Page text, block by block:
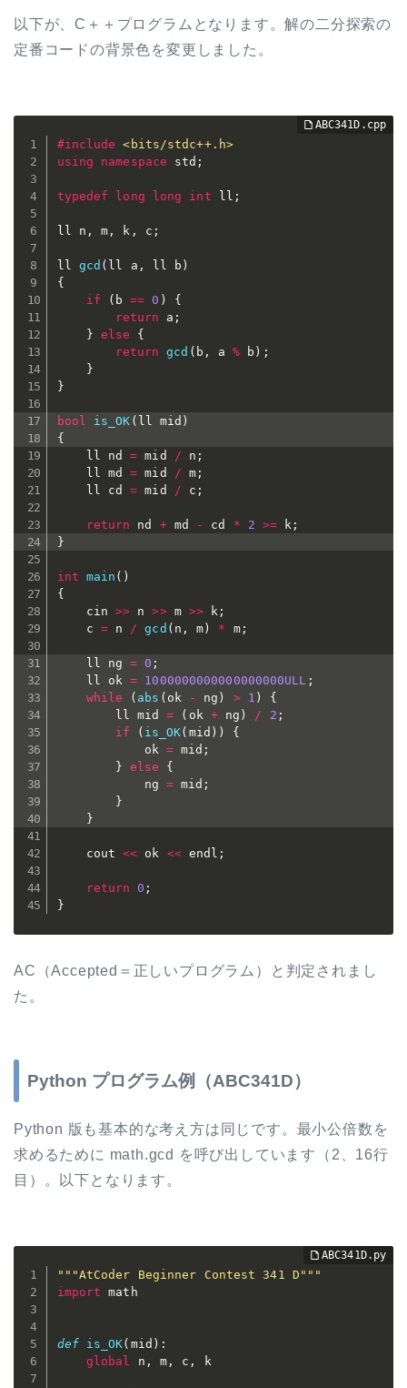
以下が、C＋＋プログラムとなります。解の二分探索の
定番コードの背景色を変更しました。
#include
<bits/stdc++.h>
using
namespace std ;
typedef long long int ll ;
ll n , m , k , c ;
ll gcd ( ll a , ll b )
{
if
( b == 0 )
{
return a ;
} else
{
return
gcd ( b , a % b ) ;
}
}
bool is_OK ( ll mid )
{
	ll nd
= mid / n ;
	ll md
= mid / m ;
	ll cd
= mid / c ;
return nd + md - cd * 2 >= k ;
}
int main ( )
{
	cin
>> n >> m >> k ;
	c
= n / gcd ( n , m ) * m;
	ll ng
= 0 ;
	ll ok
= 1000000000000000000ULL ;
while
( abs ( ok - ng ) > 1 )
{
		ll mid
= ( ok + ng ) / 2 ;
if
( is_OK( mid ) )
{
			ok
= mid ;
} else
{
			ng
= mid ;
}
}
	cout
<< ok << endl ;
return 0 ;
}
AC（Accepted＝正しいプログラム）と判定されまし
た。
Python プログラム例（ABC341D）
Python 版も基本的な考え方は同じです。最小公倍数を
求めるために math.gcd を呼び出しています（2、16行
目）。以下となります。
"""AtCoder Beginner Contest 341 D"""
import math
def is_OK( mid ) :
global
n , m , c , k